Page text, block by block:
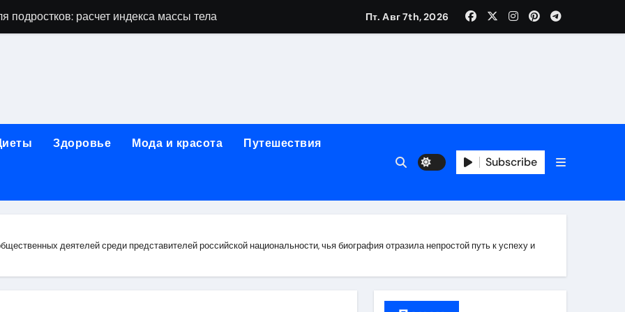
подростков: расчет индекса массы тела и ориентиры по возрасту, росту и полу
процедур и показания к лечению
неопределённость устойчивости в условиях неопределённости
региона: современные подходы, показания и риски
в салонах красоты
и сибирским городом: варианты маршрутов, тарифы и советы по планированию поездки
Пт. Авг 7th, 2026
Здоровье Мода и красота Путешествия
Subscribe
деятелей среди представителей российской национальности, чья биография отразила непростой путь к успеху и